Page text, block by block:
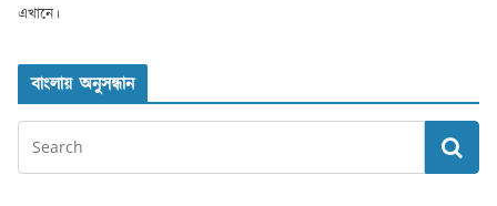
এখানে।
বাংলায় অনুসন্ধান